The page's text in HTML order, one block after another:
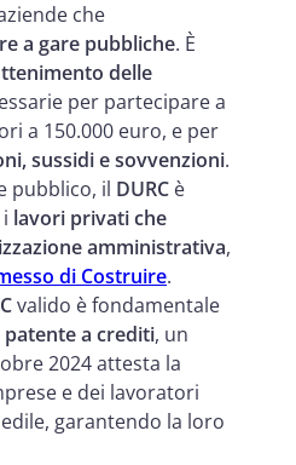
che
a gare pubbliche. È
delle
per partecipare a
a 150.000 euro, e per
sussidi e sovvenzioni.
pubblico, il DURC è
lavori privati che
amministrativa,
di Costruire.
valido è fondamentale
patente a crediti, un
2024 attesta la
e dei lavoratori
garantendo la loro